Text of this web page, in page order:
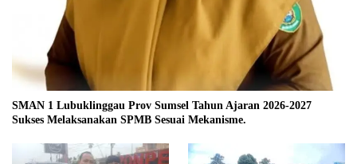
SMAN 1 Lubuklinggau Prov Sumsel Tahun Ajaran 2026-2027
Sukses Melaksanakan SPMB Sesuai Mekanisme.